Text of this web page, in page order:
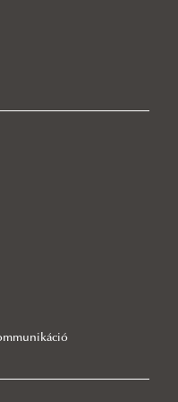
AI tanácsadói között
legújabb technológiák
Bizottságánál
Era - workshop